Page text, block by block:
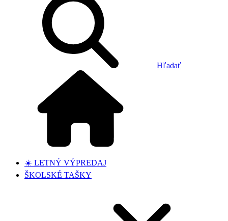
Hľadať
☀️ LETNÝ VÝPREDAJ
ŠKOLSKÉ TAŠKY